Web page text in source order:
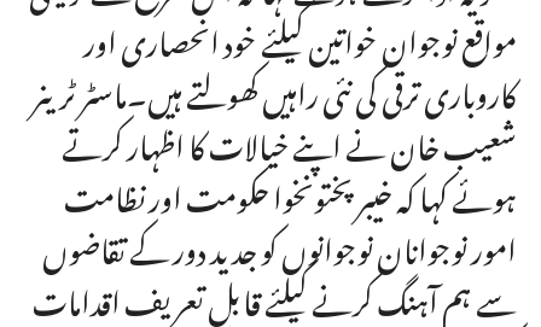
مواقع نوجوان خواتین کیلئے خود انحصاری اور
کاروباری ترقی کی نئی راہیں کھولتے ہیں۔ماسٹر ٹرینر
شعیب خان نے اپنے خیالات کا اظہار کرتے
ہوئے کہا کہ خیبرپختونخوا حکومت اور نظامت
امور نوجوانان نوجوانوں کو جدید دور کے تقاضوں
سے ہم آہنگ کرنے کیلئے قابلِ تعریف اقدامات